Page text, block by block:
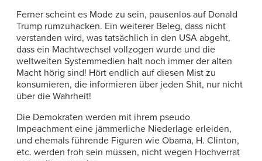
Ferner scheint es Mode zu sein, pausenlos auf Donald
Trump rumzuhacken. Ein weiterer Beleg, dass nicht
verstanden wird, was tatsächlich in den USA abgeht,
dass ein Machtwechsel vollzogen wurde und die
weltweiten Systemmedien halt noch immer der alten
Macht hörig sind! Hört endlich auf diesen Mist zu
konsumieren, die informieren über jeden Shit, nur nicht
über die Wahrheit!
Die Demokraten werden mit ihrem pseudo
Impeachment eine jämmerliche Niederlage erleiden,
und ehemals führende Figuren wie Obama, H. Clinton,
etc. werden froh sein müssen, nicht wegen Hochverrat